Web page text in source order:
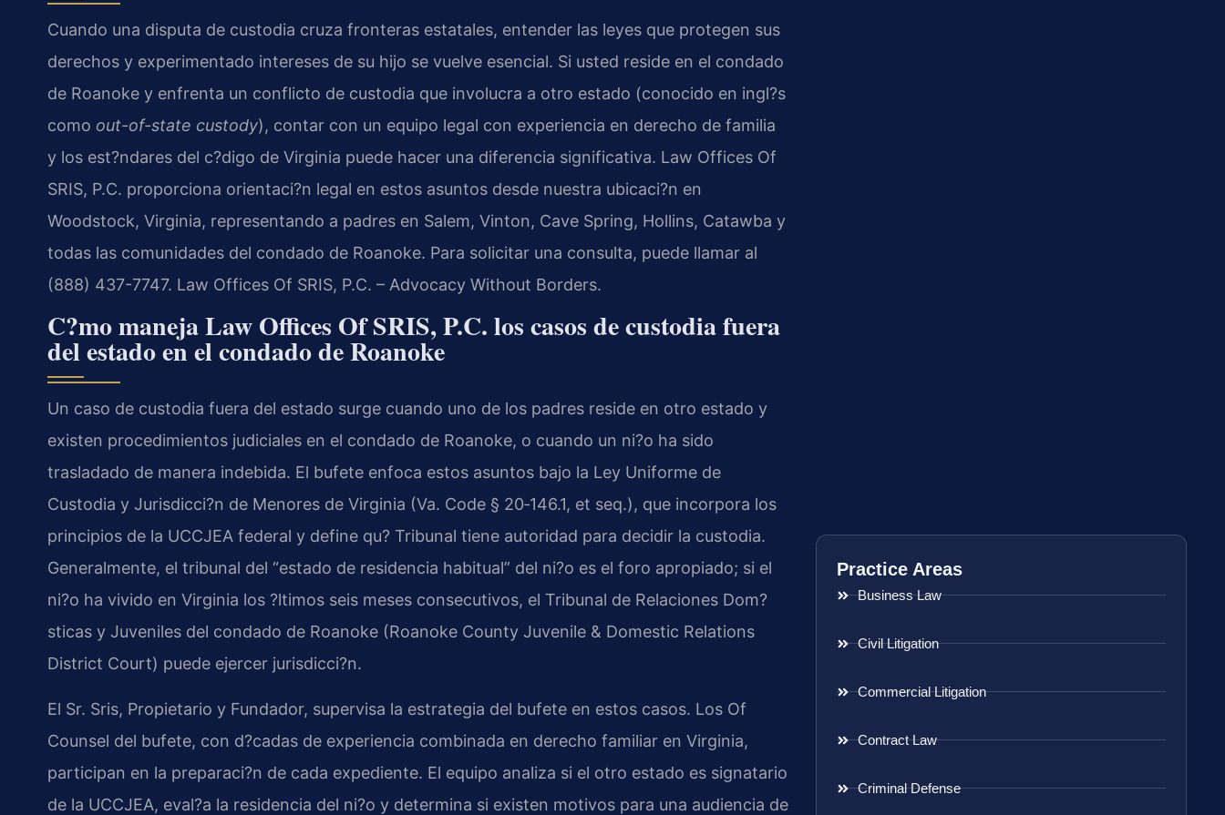
Cuando una disputa de custodia cruza fronteras estatales, entender las leyes que protegen sus
derechos y experimentado intereses de su hijo se vuelve esencial. Si usted reside en el condado
de Roanoke y enfrenta un conflicto de custodia que involucra a otro estado (conocido en ingl?s
como out-of-state custody), contar con un equipo legal con experiencia en derecho de familia
y los est?ndares del c?digo de Virginia puede hacer una diferencia significativa. Law Offices Of
SRIS, P.C. proporciona orientaci?n legal en estos asuntos desde nuestra ubicaci?n en
Woodstock, Virginia, representando a padres en Salem, Vinton, Cave Spring, Hollins, Catawba y
todas las comunidades del condado de Roanoke. Para solicitar una consulta, puede llamar al
(888) 437-7747. Law Offices Of SRIS, P.C. – Advocacy Without Borders.
C?mo maneja Law Offices Of SRIS, P.C. los casos de custodia fuera
del estado en el condado de Roanoke
Un caso de custodia fuera del estado surge cuando uno de los padres reside en otro estado y
existen procedimientos judiciales en el condado de Roanoke, o cuando un ni?o ha sido
trasladado de manera indebida. El bufete enfoca estos asuntos bajo la Ley Uniforme de
Custodia y Jurisdicci?n de Menores de Virginia (Va. Code § 20‑146.1, et seq.), que incorpora los
principios de la UCCJEA federal y define qu? Tribunal tiene autoridad para decidir la custodia.
Generalmente, el tribunal del “estado de residencia habitual” del ni?o es el foro apropiado; si el
ni?o ha vivido en Virginia los ?ltimos seis meses consecutivos, el Tribunal de Relaciones Dom?
sticas y Juveniles del condado de Roanoke (Roanoke County Juvenile & Domestic Relations
District Court) puede ejercer jurisdicci?n.
El Sr. Sris, Propietario y Fundador, supervisa la estrategia del bufete en estos casos. Los Of
Counsel del bufete, con d?cadas de experiencia combinada en derecho familiar en Virginia,
participan en la preparaci?n de cada expediente. El equipo analiza si el otro estado es signatario
de la UCCJEA, eval?a la residencia del ni?o y determina si existen motivos para una audiencia de
Practice Areas
Business Law
Civil Litigation
Commercial Litigation
Contract Law
Criminal Defense